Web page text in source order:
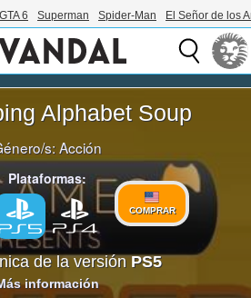
6 Superman Spider-Man El Señor de los
Alphabet Soup
s:Acción
Plataformas:
COMPRAR
de la versiónPS5
información